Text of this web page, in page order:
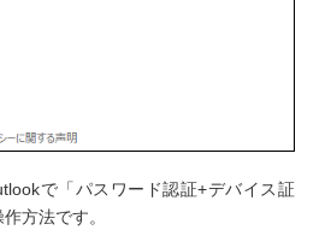
で「パスワード認証+デバイス証
方法です。